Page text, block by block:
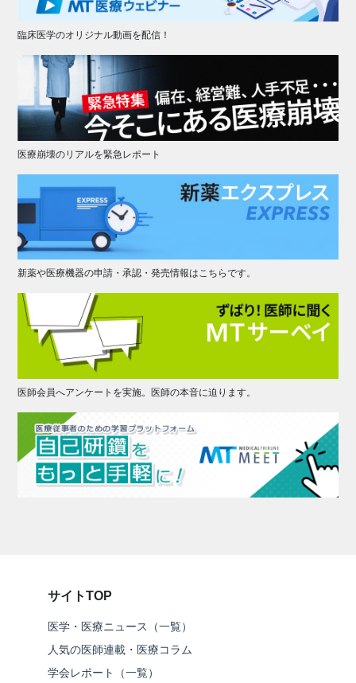
臨床医学のオリジナル動画を配信！
医療崩壊のリアルを緊急レポート
新薬や医療機器の申請・承認・発売情報はこちらです。
医師会員へアンケートを実施。医師の本音に迫ります。
サイトTOP
医学・医療ニュース（一覧）
人気の医師連載・医療コラム
学会レポート（一覧）